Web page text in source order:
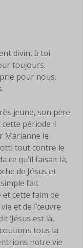
divin, à toi
toujours.
pour nous.
jeune, son père
période il
Marianne le
tout contre le
ce qu’il faisait là,
de Jésus et
simple fait
cette faim de
et de l’œuvre
‘Jésus est là,
tous la
notre vie